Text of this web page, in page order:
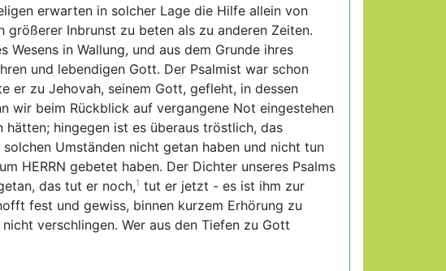
erwarten in solcher Lage die Hilfe allein von
Inbrunst zu beten als zu anderen Zeiten.
in Wallung, und aus dem Grunde ihres
und lebendigen Gott. Der Psalmist war schon
er zu Jehovah, seinem Gott, gefleht, in dessen
wir beim Rückblick auf vergangene Not eingestehen
hätten; hingegen ist es überaus tröstlich, das
Umständen nicht getan haben und nicht tun
HERRN gebetet haben. Der Dichter unseres Psalms
das tut er noch,1 tut er jetzt - es ist ihm zur
fest und gewiss, binnen kurzem Erhörung zu
verschlingen. Wer aus den Tiefen zu Gott